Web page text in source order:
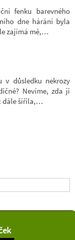
fenku barevného
dne hárání byla
zajímá mě,…
v důsledku nekrozy
Nevíme, zda ji
dále šířila,…